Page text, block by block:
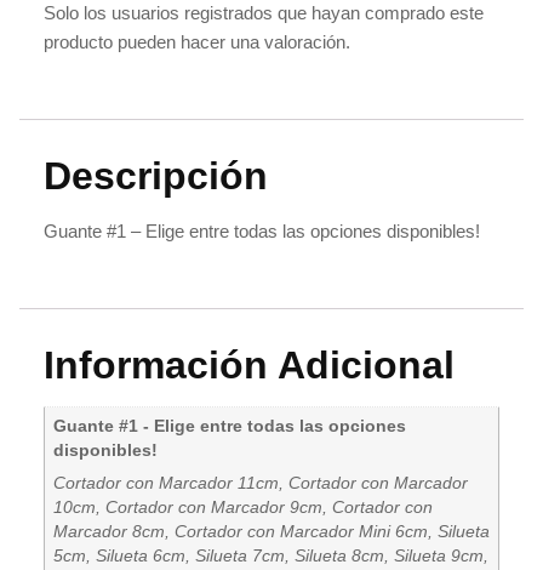
Solo los usuarios registrados que hayan comprado este
producto pueden hacer una valoración.
Descripción
Guante #1 – Elige entre todas las opciones disponibles!
Información Adicional
Guante #1 - Elige entre todas las opciones
disponibles!
Cortador con Marcador 11cm, Cortador con Marcador
10cm, Cortador con Marcador 9cm, Cortador con
Marcador 8cm, Cortador con Marcador Mini 6cm, Silueta
5cm, Silueta 6cm, Silueta 7cm, Silueta 8cm, Silueta 9cm,